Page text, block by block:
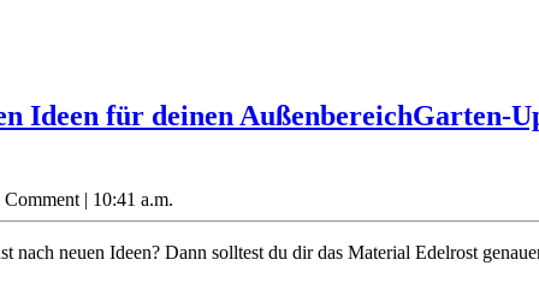
Ideen für deinen AußenbereichGarten-
Comment | 10:41 a.m.
nach neuen Ideen? Dann solltest du dir das Material Edelrost